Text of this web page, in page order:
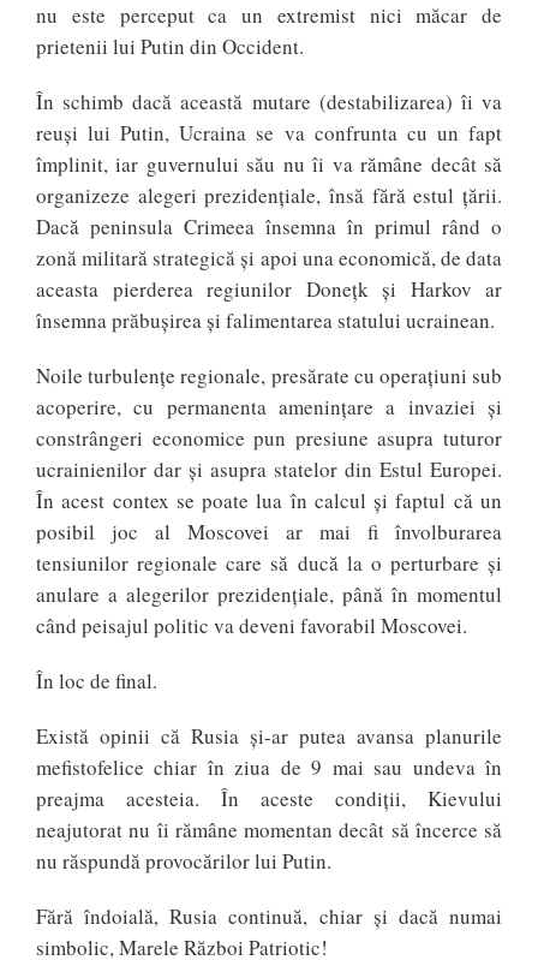
nu este perceput ca un extremist nici măcar de
prietenii lui Putin din Occident.
În schimb dacă această mutare (destabilizarea) îi va
reuşi lui Putin, Ucraina se va confrunta cu un fapt
împlinit, iar guvernului său nu îi va rămâne decât să
organizeze alegeri prezidenţiale, însă fără estul ţării.
Dacă peninsula Crimeea însemna în primul rând o
zonă militară strategică şi apoi una economică, de data
aceasta pierderea regiunilor Doneţk şi Harkov ar
însemna prăbuşirea şi falimentarea statului ucrainean.
Noile turbulenţe regionale, presărate cu operaţiuni sub
acoperire, cu permanenta ameninţare a invaziei şi
constrângeri economice pun presiune asupra tuturor
ucrainienilor dar și asupra statelor din Estul Europei.
În acest contex se poate lua în calcul şi faptul că un
posibil joc al Moscovei ar mai fi învolburarea
tensiunilor regionale care să ducă la o perturbare şi
anulare a alegerilor prezidenţiale, până în momentul
când peisajul politic va deveni favorabil Moscovei.
În loc de final.
Există opinii că Rusia şi-ar putea avansa planurile
mefistofelice chiar în ziua de 9 mai sau undeva în
preajma acesteia. În aceste condiţii, Kievului
neajutorat nu îi rămâne momentan decât să încerce să
nu răspundă provocărilor lui Putin.
Fără îndoială, Rusia continuă, chiar și dacă numai
simbolic, Marele Război Patriotic!